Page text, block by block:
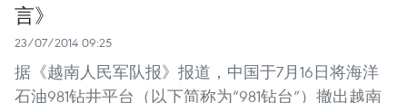
言》
23/07/2014 09:25
据《越南人民军队报》报道，中国于7月16日将海洋
石油981钻井平台（以下简称为“981钻台”）撤出越南